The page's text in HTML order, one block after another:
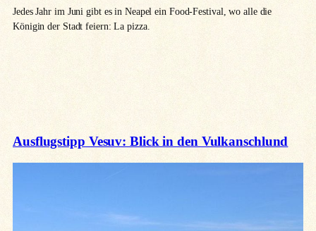
Jedes Jahr im Juni gibt es in Neapel ein Food-Festival, wo alle die
Königin der Stadt feiern: La pizza.
Ausflugstipp Vesuv: Blick in den Vulkanschlund